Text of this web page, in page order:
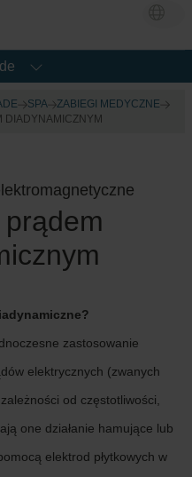
SPA
ZABIEGI MEDYCZNE
DIADYNAMICZNYM
zastosowanie
elektrycznych (zwanych
od częstotliwości,
one działanie hamujące lub
elektrod płytkowych w